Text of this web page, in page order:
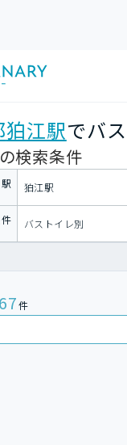
狛江駅でバ
検索条件
狛江駅
バストイレ別
件